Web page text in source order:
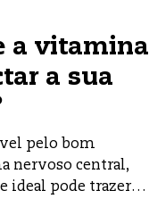
Social
a vitamina
a sua
pelo bom
nervoso central,
ideal pode trazer